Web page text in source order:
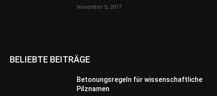
November 9, 2017
BELIEBTE BEITRÄGE
Betonungsregeln für wissenschaftliche
Pilznamen